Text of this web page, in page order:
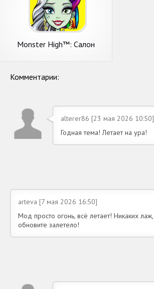
Monster High™: Салон
Комментарии:
alterer86 [23 мая 2026 10:50]
Годная тема! Летает на ура!
arteva [7 мая 2026 16:50]
Мод просто огонь, всё летает! Никаких лаж,
обновите залетело!